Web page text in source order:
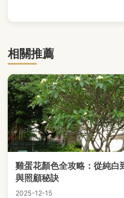
相關推薦
雞蛋花顏色全攻略：從純白
與照顧秘訣
2025-12-15